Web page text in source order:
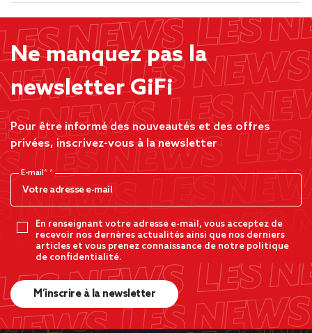
Ne manquez pas la
newsletter GiFi
Pour être informé des nouveautés et des offres
privées, inscrivez-vous à la newsletter
E-mail*
En renseignant votre adresse e-mail, vous acceptez de
recevoir nos dernères actualités ainsi que nos derniers
articles et vous prenez connaissance de notre politique
de confidentialité.
M’inscrire à la newsletter